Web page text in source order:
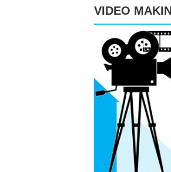
VIDEO